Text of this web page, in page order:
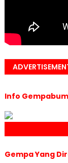
Info
"
Gempa Yang